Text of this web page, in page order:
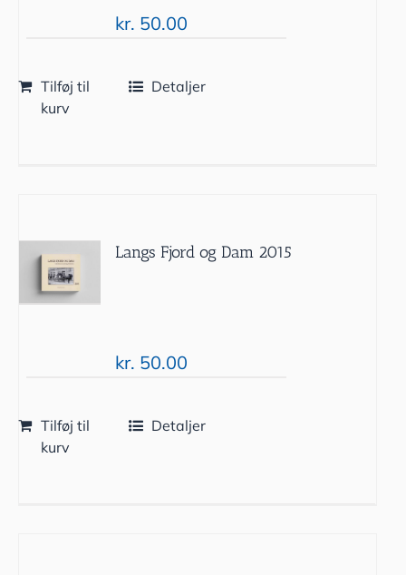
kr. 50.00
Tilføj til
kurv
Detaljer
Langs Fjord og Dam 2015
kr. 50.00
Tilføj til
kurv
Detaljer